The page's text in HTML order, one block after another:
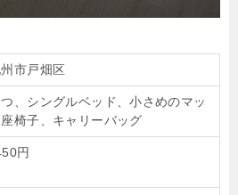
市戸畑区
つ、シングルベッド、小さめのマッ
座椅子、キャリーバッグ
円